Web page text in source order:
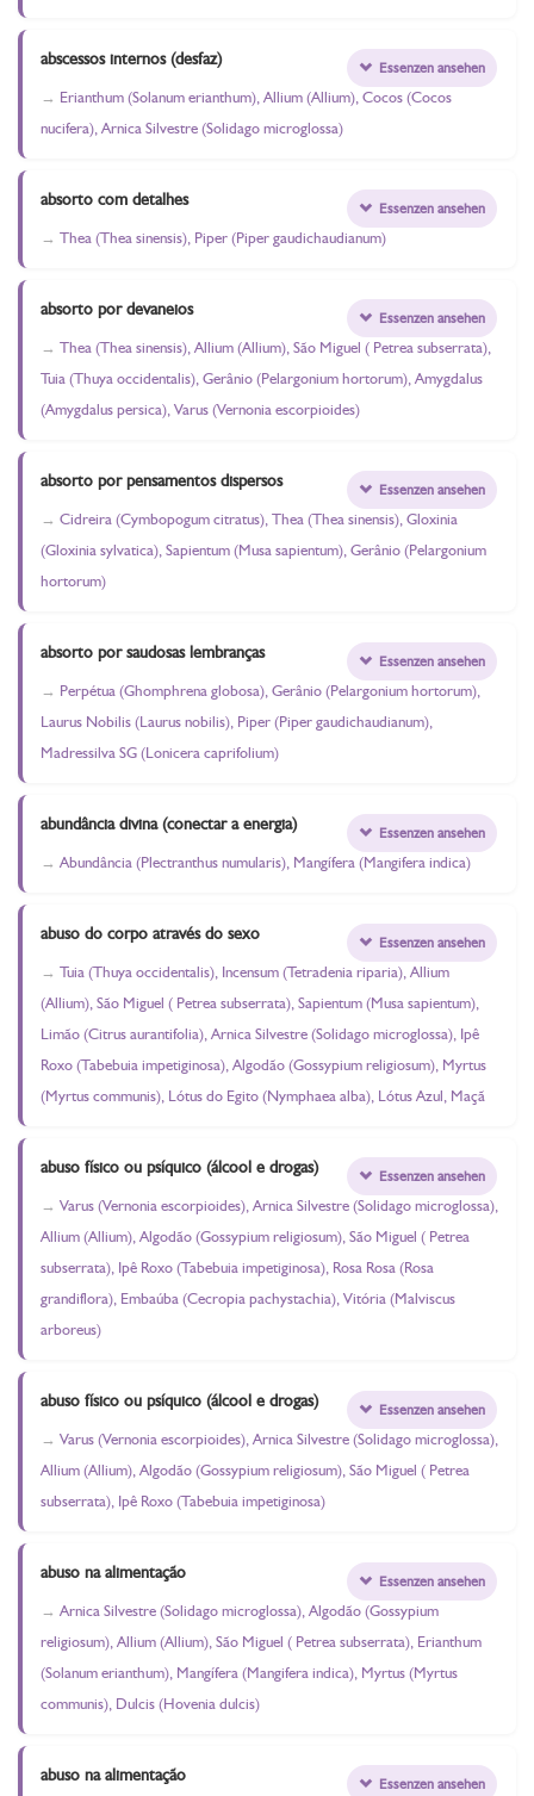
abscessos internos (desfaz)
Erianthum (Solanum erianthum), Allium (Allium), Cocos (Cocos
nucifera), Arnica Silvestre (Solidago microglossa)
Essenzen ansehen
absorto com detalhes
Thea (Thea sinensis), Piper (Piper gaudichaudianum)
Essenzen ansehen
absorto por devaneios
Thea (Thea sinensis), Allium (Allium), São Miguel ( Petrea subserrata),
Tuia (Thuya occidentalis), Gerânio (Pelargonium hortorum), Amygdalus
(Amygdalus persica), Varus (Vernonia escorpioides)
Essenzen ansehen
absorto por pensamentos dispersos
Cidreira (Cymbopogum citratus), Thea (Thea sinensis), Gloxinia
(Gloxinia sylvatica), Sapientum (Musa sapientum), Gerânio (Pelargonium
hortorum)
Essenzen ansehen
absorto por saudosas lembranças
Perpétua (Ghomphrena globosa), Gerânio (Pelargonium hortorum),
Laurus Nobilis (Laurus nobilis), Piper (Piper gaudichaudianum),
Madressilva SG (Lonicera caprifolium)
Essenzen ansehen
abundância divina (conectar a energia)
Abundância (Plectranthus numularis), Mangífera (Mangifera indica)
Essenzen ansehen
abuso do corpo através do sexo
Tuia (Thuya occidentalis), Incensum (Tetradenia riparia), Allium
(Allium), São Miguel ( Petrea subserrata), Sapientum (Musa sapientum),
Limão (Citrus aurantifolia), Arnica Silvestre (Solidago microglossa), Ipê
Roxo (Tabebuia impetiginosa), Algodão (Gossypium religiosum), Myrtus
(Myrtus communis), Lótus do Egito (Nymphaea alba), Lótus Azul, Maçã
Essenzen ansehen
abuso físico ou psíquico (álcool e drogas)
Varus (Vernonia escorpioides), Arnica Silvestre (Solidago microglossa),
Allium (Allium), Algodão (Gossypium religiosum), São Miguel ( Petrea
subserrata), Ipê Roxo (Tabebuia impetiginosa), Rosa Rosa (Rosa
grandiflora), Embaúba (Cecropia pachystachia), Vitória (Malviscus
arboreus)
Essenzen ansehen
abuso físico ou psíquico (álcool e drogas)
Varus (Vernonia escorpioides), Arnica Silvestre (Solidago microglossa),
Allium (Allium), Algodão (Gossypium religiosum), São Miguel ( Petrea
subserrata), Ipê Roxo (Tabebuia impetiginosa)
Essenzen ansehen
abuso na alimentação
Arnica Silvestre (Solidago microglossa), Algodão (Gossypium
religiosum), Allium (Allium), São Miguel ( Petrea subserrata), Erianthum
(Solanum erianthum), Mangífera (Mangifera indica), Myrtus (Myrtus
communis), Dulcis (Hovenia dulcis)
Essenzen ansehen
abuso na alimentação Essenzen ansehen